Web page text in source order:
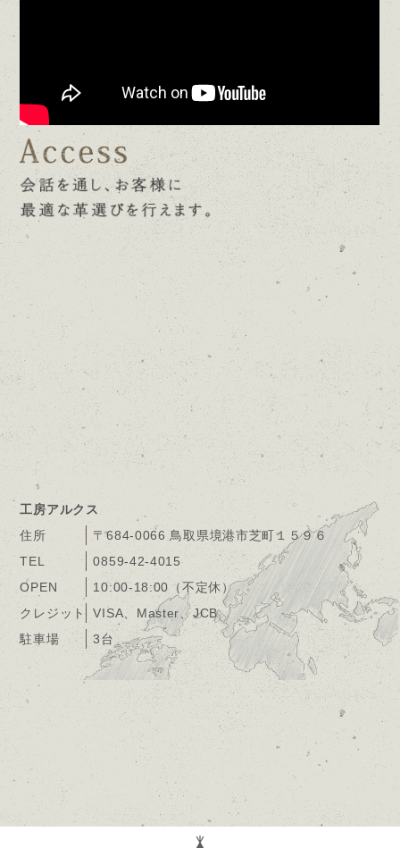
工房アルクス
住所
〒684-0066 鳥取県境港市芝町１５９６
TEL
0859-42-4015
OPEN
10:00-18:00（不定休）
クレジット VISA、Master、JCB
駐車場
3台